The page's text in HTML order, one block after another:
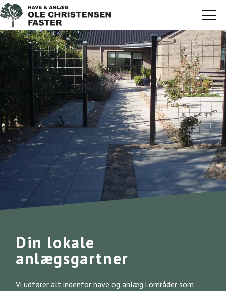
Din lokale
anlægsgartner
Vi udfører alt indenfor have og anlæg i områder som